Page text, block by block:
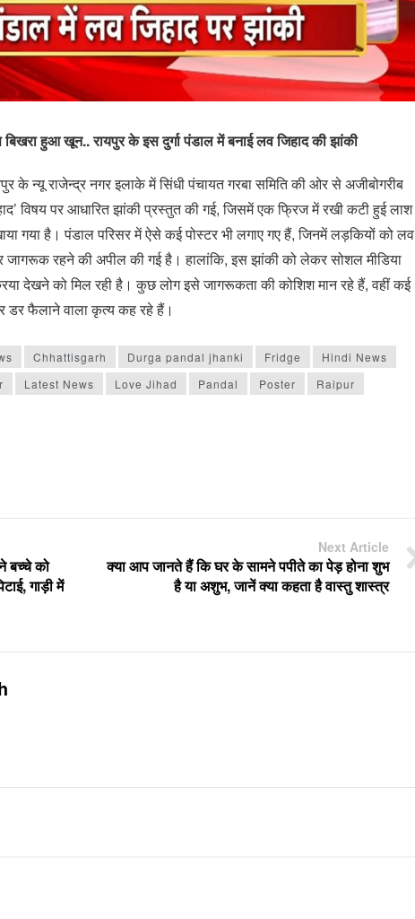
हुआ खून.. रायपुर के इस दुर्गा पंडाल में बनाई लव जिहाद की झांकी
के न्यू राजेन्द्र नगर इलाके में सिंधी पंचायत गरबा समिति की ओर से अजीबोगरीब
विषय पर आधारित झांकी प्रस्तुत की गई, जिसमें एक फ्रिज में रखी कटी हुई लाश
गया है। पंडाल परिसर में ऐसे कई पोस्टर भी लगाए गए हैं, जिनमें लड़कियों को लव
जागरूक रहने की अपील की गई है। हालांकि, इस झांकी को लेकर सोशल मीडिया
देखने को मिल रही है। कुछ लोग इसे जागरूकता की कोशिश मान रहे हैं, वहीं कई
डर फैलाने वाला कृत्य कह रहे हैं।
Chhattisgarh Durga pandal jhanki Fridge
Hindi News
Latest News Love Jihad Pandal Poster
Raipur
बच्चे को
गाड़ी में
Next Article
क्या आप जानते हैं कि घर के सामने पपीते का पेड़ होना शुभ
है या अशुभ, जानें क्या कहता है वास्तु शास्त्र